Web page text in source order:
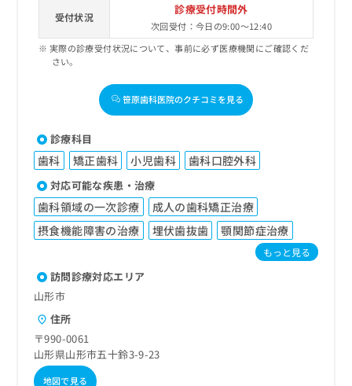
受付状況
診療受付時間外
次回受付：今日の9:00～12:40
実際の診療受付状況について、事前に必ず医療機関にご確認くだ
さい。
笹原歯科医院のクチコミを見る
診療科目
歯科 矯正歯科 小児歯科 歯科口腔外科
対応可能な疾患・治療
歯科領域の一次診療
成人の歯科矯正治療
摂食機能障害の治療
埋伏歯抜歯 顎関節症治療
もっと見る
訪問診療対応エリア
山形市
住所
〒990-0061
山形県山形市五十鈴3-9-23
地図で見る